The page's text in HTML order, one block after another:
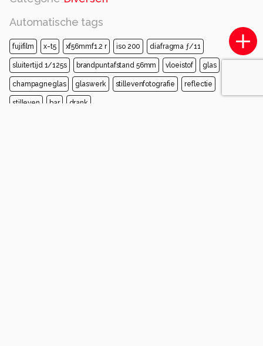
Automatische tags
fujifilm x-t5 xf56mmf1.2 r iso 200 diafragma ƒ/11
sluitertijd 1/125s brandpuntafstand 56mm vloeistof glas
champagneglas glaswerk stillevenfotografie reflectie
stilleven bar drank